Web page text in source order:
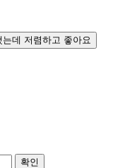
데 저렴하고 좋아요
확인